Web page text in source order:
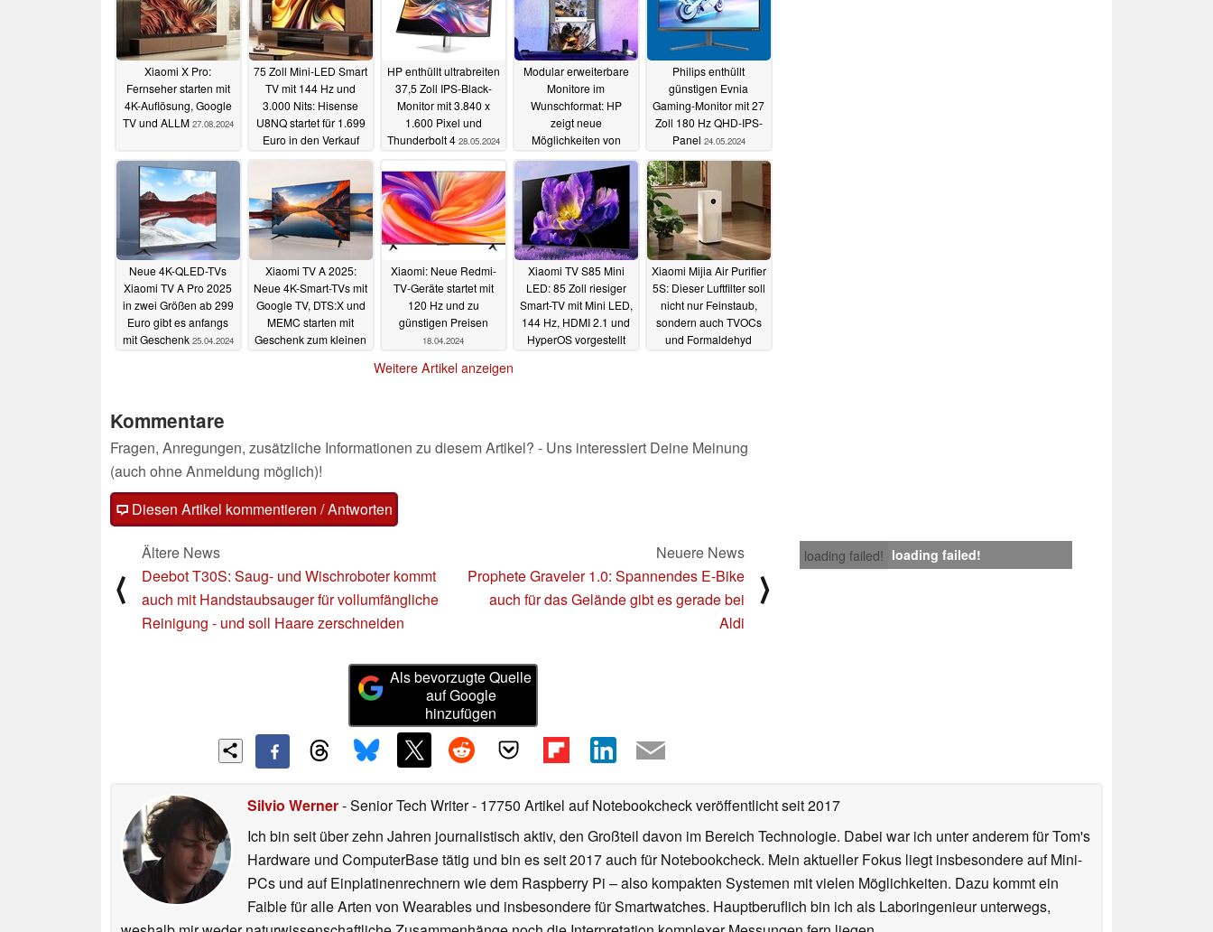
Xiaomi X Pro:
Fernseher starten mit
4K-Auflösung, Google
TV und ALLM 27.08.2024
75 Zoll Mini-LED Smart
TV mit 144 Hz und
3.000 Nits: Hisense
U8NQ startet für 1.699
Euro in den Verkauf
05.06.2024
HP enthüllt ultrabreiten
37,5 Zoll IPS-Black-
Monitor mit 3.840 x
1.600 Pixel und
Thunderbolt 4 28.05.2024
Modular erweiterbare
Monitore im
Wunschformat: HP
zeigt neue
Möglichkeiten von
27.05.2024
Philips enthüllt
günstigen Evnia
Gaming-Monitor mit 27
Zoll 180 Hz QHD-IPS-
Panel 24.05.2024
Neue 4K-QLED-TVs
Xiaomi TV A Pro 2025
in zwei Größen ab 299
Euro gibt es anfangs
mit Geschenk 25.04.2024
Xiaomi TV A 2025:
Neue 4K-Smart-TVs mit
Google TV, DTS:X und
MEMC starten mit
Geschenk zum kleinen
Xiaomi: Neue Redmi-
TV-Geräte startet mit
120 Hz und zu
günstigen Preisen
18.04.2024
Xiaomi TV S85 Mini
LED: 85 Zoll riesiger
Smart-TV mit Mini LED,
144 Hz, HDMI 2.1 und
HyperOS vorgestellt
Xiaomi Mijia Air Purifier
5S: Dieser Luftfilter soll
nicht nur Feinstaub,
sondern auch TVOCs
und Formaldehyd
Weitere Artikel anzeigen
Kommentare
Fragen, Anregungen, zusätzliche Informationen zu diesem Artikel? - Uns interessiert Deine Meinung
(auch ohne Anmeldung möglich)!
Diesen Artikel kommentieren / Antworten
loading failed! loading failed!
⟨
Ältere News
Deebot T30S: Saug- und Wischroboter kommt
auch mit Handstaubsauger für vollumfängliche
Reinigung - und soll Haare zerschneiden
Neuere News
Prophete Graveler 1.0: Spannendes E-Bike
auch für das Gelände gibt es gerade bei
Aldi
⟩
Als bevorzugte Quelle
auf Google
hinzufügen
Silvio Werner- Senior Tech Writer- 17750 Artikel auf Notebookcheck veröffentlichtseit 2017
Ich bin seit über zehn Jahren journalistisch aktiv, den Großteil davon im Bereich Technologie. Dabei war ich unter anderem für Tom's
Hardware und ComputerBase tätig und bin es seit 2017 auch für Notebookcheck. Mein aktueller Fokus liegt insbesondere auf Mini-
PCs und auf Einplatinenrechnern wie dem Raspberry Pi – also kompakten Systemen mit vielen Möglichkeiten. Dazu kommt ein
Faible für alle Arten von Wearables und insbesondere für Smartwatches. Hauptberuflich bin ich als Laboringenieur unterwegs,